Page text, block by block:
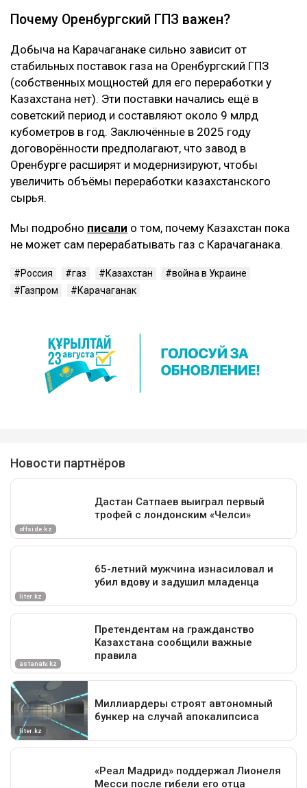
Почему Оренбургский ГПЗ важен?
Добыча на Карачаганаке сильно зависит от
стабильных поставок газа на Оренбургский ГПЗ
(собственных мощностей для его переработки у
Казахстана нет). Эти поставки начались ещё в
советский период и составляют около 9 млрд
кубометров в год. Заключённые в 2025 году
договорённости предполагают, что завод в
Оренбурге расширят и модернизируют, чтобы
увеличить объёмы переработки казахстанского
сырья.
Мы подробно писали о том, почему Казахстан пока
не может сам перерабатывать газ с Карачаганака.
Россия газ Казахстан
война в Украине
Газпром
Карачаганак